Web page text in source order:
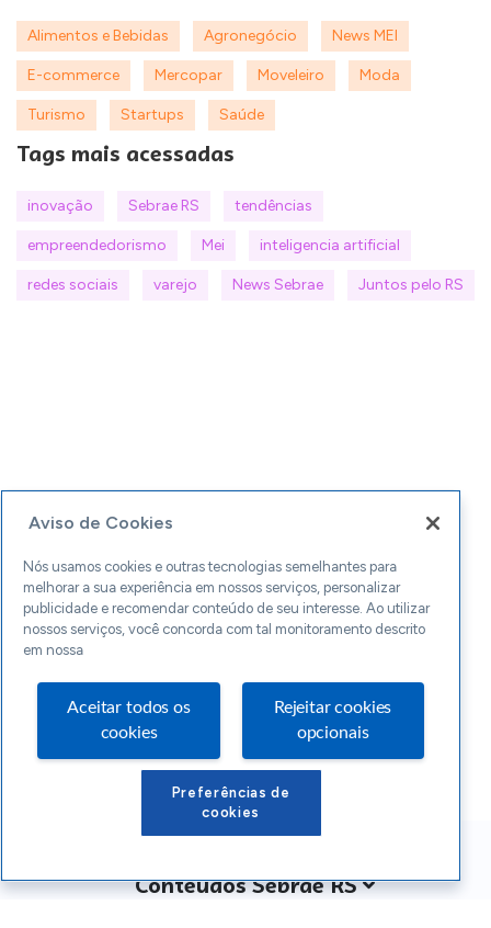
Alimentos e Bebidas Agronegócio News MEI
E-commerce Mercopar Moveleiro Moda
Turismo Startups Saúde
Tags mais acessadas
inovação Sebrae RS tendências
empreendedorismo Mei inteligencia artificial
redes sociais varejo News Sebrae Juntos pelo RS
Conteúdos Sebrae RS
Aviso de Cookies
Nós usamos cookies e outras tecnologias semelhantes para
melhorar a sua experiência em nossos serviços, personalizar
publicidade e recomendar conteúdo de seu interesse. Ao utilizar
nossos serviços, você concorda com tal monitoramento descrito
em nossa
Aceitar todos os
cookies
Rejeitar cookies
opcionais
Preferências de
cookies